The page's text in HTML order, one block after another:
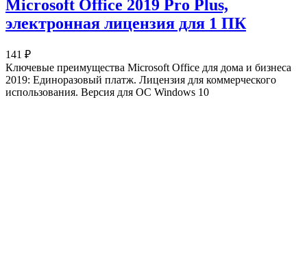
Microsoft Office 2019 Pro Plus,
электронная лицензия для 1 ПК
141 ₽
Ключевые преимущества Microsoft Office для дома и бизнеса
2019: Единоразовый платж. Лицензия для коммерческого
использования. Версия для ОС Windows 10